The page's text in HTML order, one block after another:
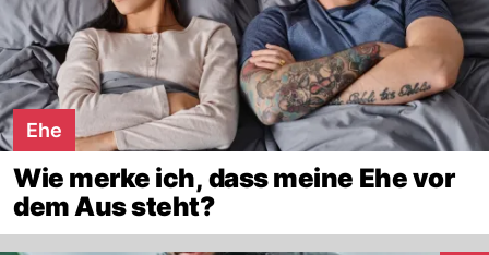
Ehe
Wie merke ich, dass meine Ehe vor
dem Aus steht?